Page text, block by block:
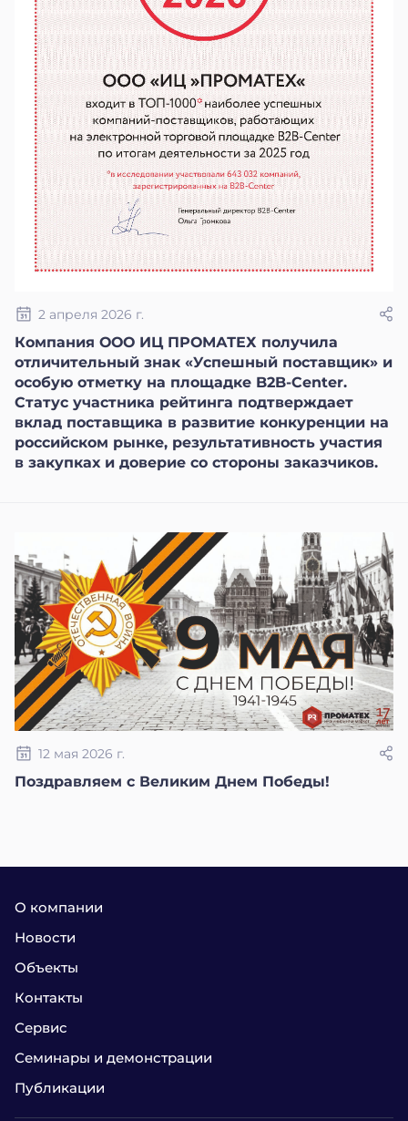
2 апреля 2026 г.
Компания ООО ИЦ ПРОМАТЕХ получила
отличительный знак «Успешный поставщик» и
особую отметку на площадке B2B-Center.
Статус участника рейтинга подтверждает
вклад поставщика в развитие конкуренции на
российском рынке, результативность участия
в закупках и доверие со стороны заказчиков.
12 мая 2026 г.
Поздравляем с Великим Днем Победы!
О компании
Новости
Объекты
Контакты
Сервис
Семинары и демонстрации
Публикации